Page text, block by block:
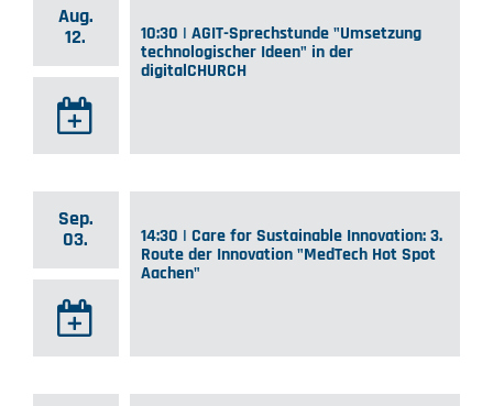
Aug.
12.
10:30 | AGIT-Sprechstunde "Umsetzung
technologischer Ideen" in der
digitalCHURCH
Sep.
03.
14:30 | Care for Sustainable Innovation: 3.
Route der Innovation "MedTech Hot Spot
Aachen"